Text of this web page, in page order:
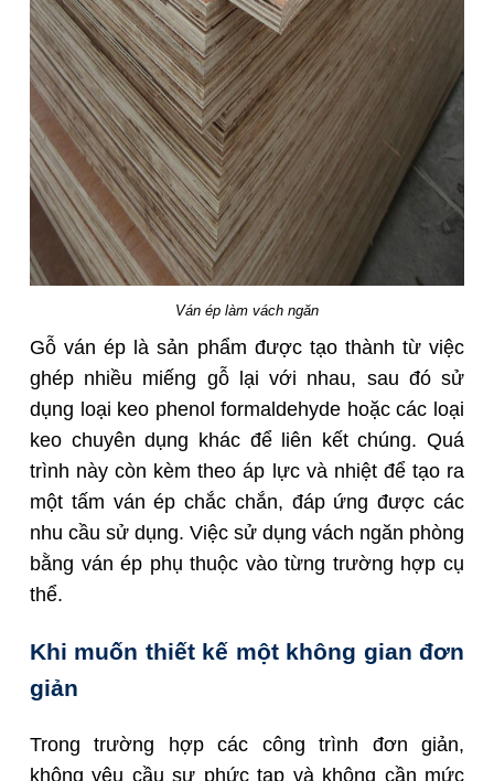
Ván ép làm vách ngăn
Gỗ ván ép là sản phẩm được tạo thành từ việc
ghép nhiều miếng gỗ lại với nhau, sau đó sử
dụng loại keo phenol formaldehyde hoặc các loại
keo chuyên dụng khác để liên kết chúng. Quá
trình này còn kèm theo áp lực và nhiệt để tạo ra
một tấm ván ép chắc chắn, đáp ứng được các
nhu cầu sử dụng. Việc sử dụng vách ngăn phòng
bằng ván ép phụ thuộc vào từng trường hợp cụ
thể.
Khi muốn thiết kế một không gian đơn
giản
Trong trường hợp các công trình đơn giản,
không yêu cầu sự phức tạp và không cần mức